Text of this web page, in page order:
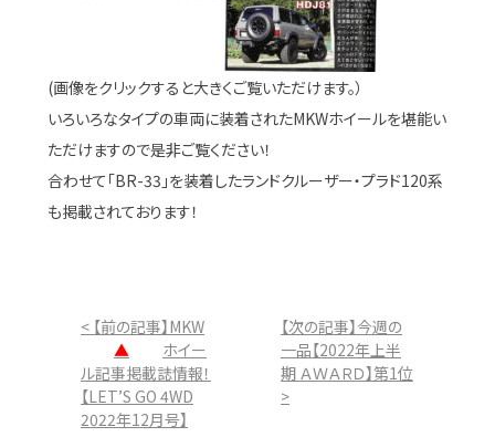
(画像をクリックすると大きくご覧いただけます。）
いろいろなタイプの車両に装着されたMKWホイールを堪能い
ただけますので是非ご覧ください！
合わせて「BR-33」を装着したランドクルーザー・プラド120系
も掲載されております！
< 【前の記事】MKW
▲
ホイー
ル記事掲載誌情報！
【LET’S GO 4WD
2022年12月号】
【次の記事】今週の
一品【2022年上半
期 ＡＷＡＲＤ】第1位
>